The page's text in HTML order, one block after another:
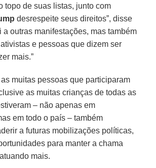
topo de suas listas, junto com
desrespeite seus direitos”, disse
a outras manifestações, mas também
e pessoas que dizem ser
mais.”
muitas pessoas que participaram
as muitas crianças de todas as
– não apenas em
em todo o país – também
a futuras mobilizações políticas,
para manter a chama
mais.